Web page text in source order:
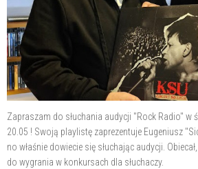
Zapraszam do słuchania audycji "Rock Radio" w
20.05 ! Swoją playlistę zaprezentuje Eugeniusz
no właśnie dowiecie się słuchając audycji.
do wygrania w konkursach dla słuchaczy.